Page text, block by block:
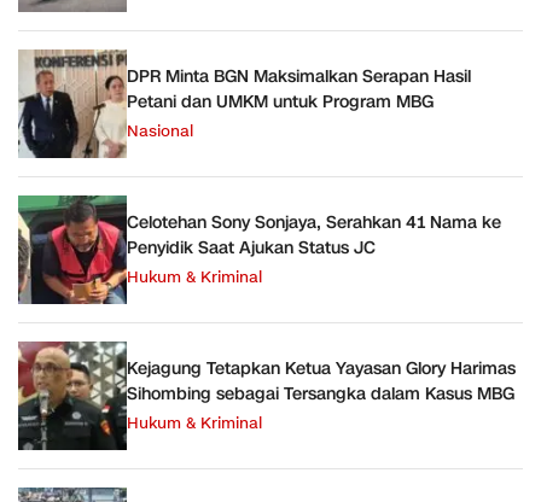
DPR Minta BGN Maksimalkan Serapan Hasil
Petani dan UMKM untuk Program MBG
Nasional
Celotehan Sony Sonjaya, Serahkan 41 Nama ke
Penyidik Saat Ajukan Status JC
Hukum & Kriminal
Kejagung Tetapkan Ketua Yayasan Glory Harimas
Sihombing sebagai Tersangka dalam Kasus MBG
Hukum & Kriminal